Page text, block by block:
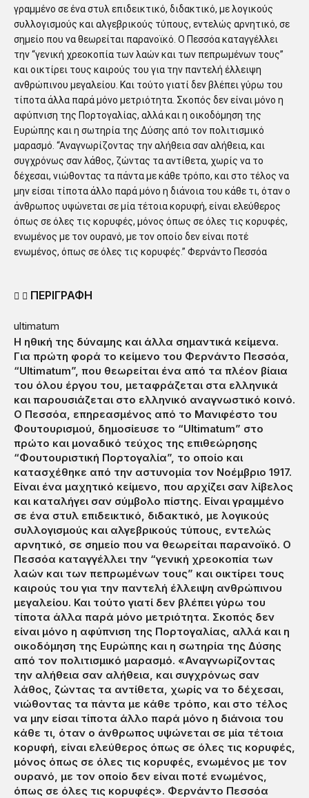
γραμμένο σε ένα στυλ επιδεικτικό, διδακτικό, με λογικούς
συλλογισμούς και αλγεβρικούς τύπους, εντελώς αρνητικό, σε
σημείο που να θεωρείται παρανοϊκό. Ο Πεσσόα καταγγέλλει
την “γενική χρεοκοπία των λαών και των πεπρωμένων τους”
και οικτίρει τους καιρούς του για την παντελή έλλειψη
ανθρώπινου μεγαλείου. Και τούτο γιατί δεν βλέπει γύρω του
τίποτα άλλα παρά μόνο μετριότητα. Σκοπός δεν είναι μόνο η
αφύπνιση της Πορτογαλίας, αλλά και η οικοδόμηση της
Ευρώπης και η σωτηρία της Δύσης από τον πολιτισμικό
μαρασμό. “Αναγνωρίζοντας την αλήθεια σαν αλήθεια, και
συγχρόνως σαν λάθος, ζώντας τα αντίθετα, χωρίς να το
δέχεσαι, νιώθοντας τα πάντα με κάθε τρόπο, και στο τέλος να
μην είσαι τίποτα άλλο παρά μόνο η διάνοια του κάθε τι, όταν ο
άνθρωπος υψώνεται σε μία τέτοια κορυφή, είναι ελεύθερος
όπως σε όλες τις κορυφές, μόνος όπως σε όλες τις κορυφές,
ενωμένος με τον ουρανό, με τον οποίο δεν είναι ποτέ
ενωμένος, όπως σε όλες τις κορυφές.” Φερνάντο Πεσσόα
ΠΕΡΙΓΡΑΦΗ
ultimatum
Η ηθική της δύναμης και άλλα σημαντικά κείμενα.
Για πρώτη φορά το κείμενο του Φερνάντο Πεσσόα,
“Ultimatum”, που θεωρείται ένα από τα πλέον βίαια
του όλου έργου του, μεταφράζεται στα ελληνικά
και παρουσιάζεται στο ελληνικό αναγνωστικό κοινό.
Ο Πεσσόα, επηρεασμένος από το Μανιφέστο του
Φουτουρισμού, δημοσίευσε το “Ultimatum” στο
πρώτο και μοναδικό τεύχος της επιθεώρησης
“Φουτουριστική Πορτογαλία”, το οποίο και
κατασχέθηκε από την αστυνομία τον Νοέμβριο 1917.
Είναι ένα μαχητικό κείμενο, που αρχίζει σαν λίβελος
και καταλήγει σαν σύμβολο πίστης. Είναι γραμμένο
σε ένα στυλ επιδεικτικό, διδακτικό, με λογικούς
συλλογισμούς και αλγεβρικούς τύπους, εντελώς
αρνητικό, σε σημείο που να θεωρείται παρανοϊκό. Ο
Πεσσόα καταγγέλλει την “γενική χρεοκοπία των
λαών και των πεπρωμένων τους” και οικτίρει τους
καιρούς του για την παντελή έλλειψη ανθρώπινου
μεγαλείου. Και τούτο γιατί δεν βλέπει γύρω του
τίποτα άλλα παρά μόνο μετριότητα. Σκοπός δεν
είναι μόνο η αφύπνιση της Πορτογαλίας, αλλά και η
οικοδόμηση της Ευρώπης και η σωτηρία της Δύσης
από τον πολιτισμικό μαρασμό. «Αναγνωρίζοντας
την αλήθεια σαν αλήθεια, και συγχρόνως σαν
λάθος, ζώντας τα αντίθετα, χωρίς να το δέχεσαι,
νιώθοντας τα πάντα με κάθε τρόπο, και στο τέλος
να μην είσαι τίποτα άλλο παρά μόνο η διάνοια του
κάθε τι, όταν ο άνθρωπος υψώνεται σε μία τέτοια
κορυφή, είναι ελεύθερος όπως σε όλες τις κορυφές,
μόνος όπως σε όλες τις κορυφές, ενωμένος με τον
ουρανό, με τον οποίο δεν είναι ποτέ ενωμένος,
όπως σε όλες τις κορυφές». Φερνάντο Πεσσόα